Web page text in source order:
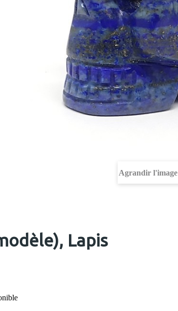
Agrandir l'image
Lapis